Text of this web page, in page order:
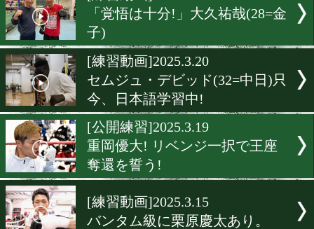
格!
[公開練習]2025.3.21
横山葵海が国内最速世界王
取記録を狙う!
[練習動画]2025.3.20
「覚悟は十分!」大久祐哉
子)
[練習動画]2025.3.20